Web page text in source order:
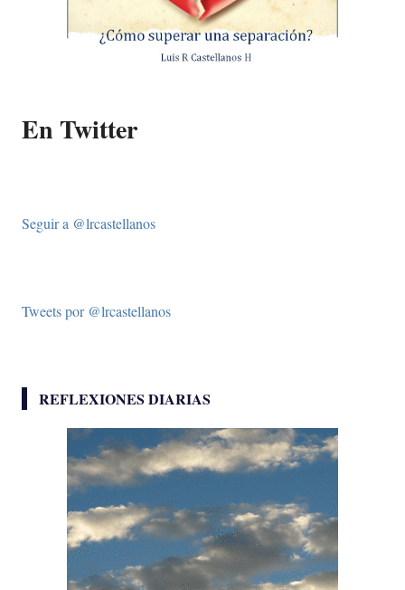
En Twitter
Seguir a @lrcastellanos
Tweets por @lrcastellanos
REFLEXIONES DIARIAS